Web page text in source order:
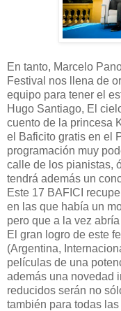
En tanto, Marcelo
Festival nos llena de
equipo para tener el
Hugo Santiago, El
cuento de la princesa
el Baficito gratis en el
programación muy
calle de los pianistas,
tendrá además un
Este 17 BAFICI
en las que había un
pero que a la vez
El gran logro de este
(Argentina,
películas de una
además una novedad
reducidos serán no
también para todas